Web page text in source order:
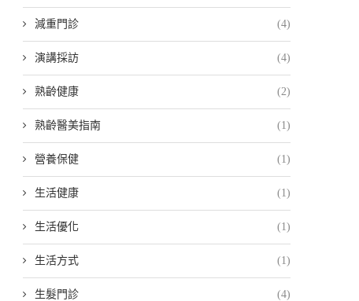
減重門診 (4)
演講採訪 (4)
熟齡健康 (2)
熟齡醫美指南 (1)
營養保健 (1)
生活健康 (1)
生活優化 (1)
生活方式 (1)
生髮門診 (4)